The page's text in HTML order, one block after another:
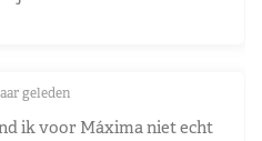
geleden
ik voor Máxima niet echt